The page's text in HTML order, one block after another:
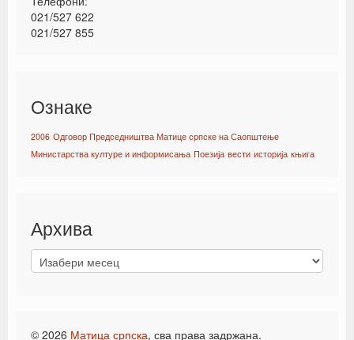
021/527 622
021/527 855
Ознаке
2006 Одговор Председништва Матице српске на Саопштење
Министарства културе и информисања Поезија вести историја књига
Архива
© 2026 Матица српска, сва права задржана.